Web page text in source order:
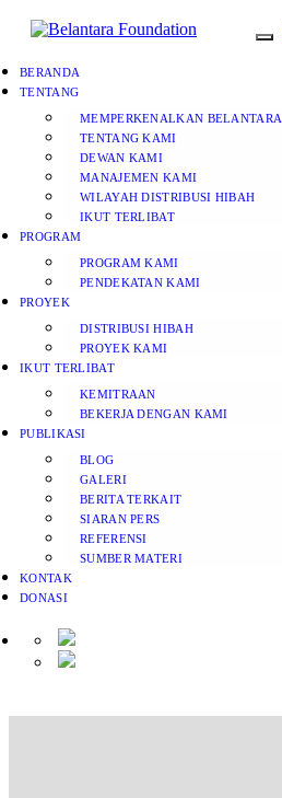
BERANDA
TENTANG
MEMPERKENALKAN BELANTARA
TENTANG KAMI
DEWAN KAMI
MANAJEMEN KAMI
WILAYAH DISTRIBUSI HIBAH
IKUT TERLIBAT
PROGRAM
PROGRAM KAMI
PENDEKATAN KAMI
PROYEK
DISTRIBUSI HIBAH
PROYEK KAMI
IKUT TERLIBAT
KEMITRAAN
BEKERJA DENGAN KAMI
PUBLIKASI
BLOG
GALERI
BERITA TERKAIT
SIARAN PERS
REFERENSI
SUMBER MATERI
KONTAK
DONASI